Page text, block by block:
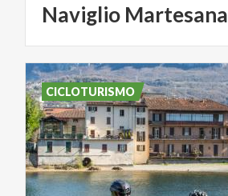
Naviglio Martesana
CICLOTURISMO